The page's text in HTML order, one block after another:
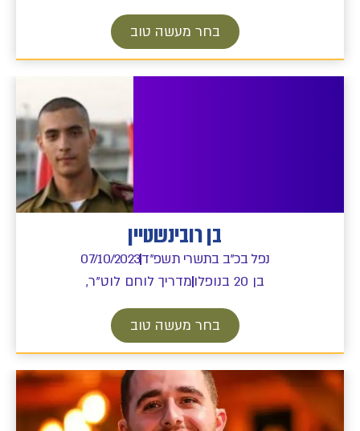
בחר מעשה טוב
בן רובינשטיין
נפל בכ"ב בתשרי תשפ"ד07/10/2023
בן 20 בנופלו
מדריך לוחם לוט"ר,
בחר מעשה טוב